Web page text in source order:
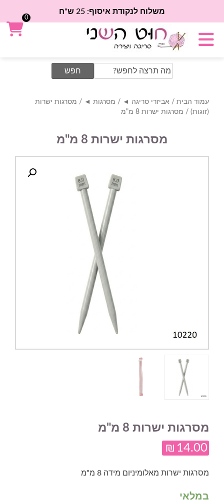
משלוח לנקודת איסוף: 25 ש"ח
Search
for:
עמוד הבית / אביזרי סריגה ◄ / מסרגות ◄ / מסרגות ישרות
(זוגות) / מסרגות ישרות 8 מ"מ
מסרגות ישרות 8 מ"מ
מסרגות ישרות 8 מ"מ
₪ 14.00
מסרגות ישרות מאלומיניום מידה 8 מ"מ
במלאי
0